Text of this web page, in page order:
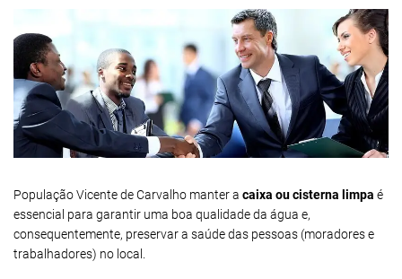
População Vicente de Carvalho manter a caixa ou cisterna limpa é
essencial para garantir uma boa qualidade da água e,
consequentemente, preservar a saúde das pessoas (moradores e
trabalhadores) no local.